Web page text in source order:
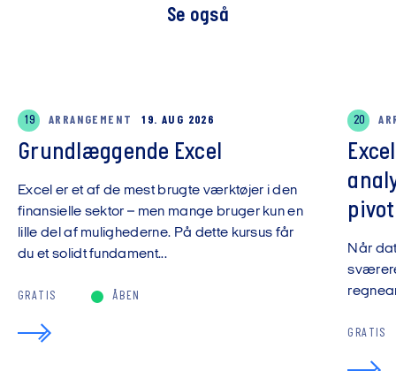
Se også
19 ARRANGEMENT 19. AUG 2026
Grundlæggende Excel
Excel er et af de mest brugte værktøjer i den
finansielle sektor – men mange bruger kun en
lille del af mulighederne. På dette kursus får
du et solidt fundament...
GRATIS ÅBEN
20
Når
GRATIS